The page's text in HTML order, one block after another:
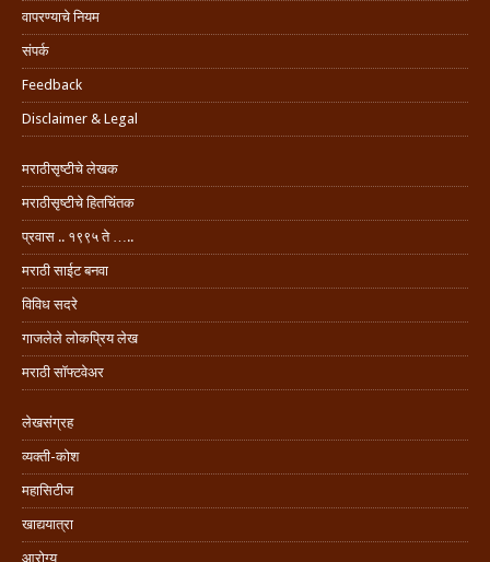
वापरण्याचे नियम
संपर्क
Feedback
Disclaimer & Legal
मराठीसृष्टीचे लेखक
मराठीसृष्टीचे हितचिंतक
प्रवास .. १९९५ ते …..
मराठी साईट बनवा
विविध सदरे
गाजलेले लोकप्रिय लेख
मराठी सॉफ्टवेअर
लेखसंग्रह
व्यक्ती-कोश
महासिटीज
खाद्ययात्रा
आरोग्य